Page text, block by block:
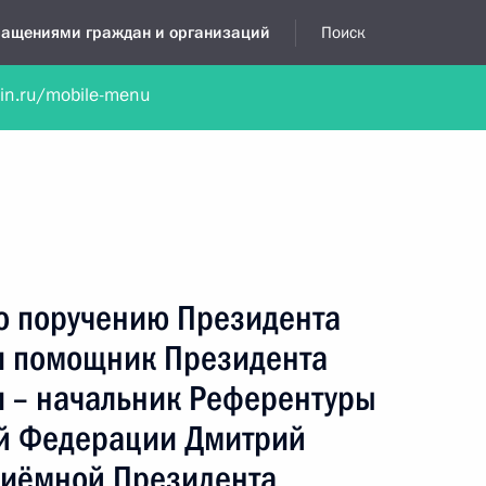
граждан и организаций Поиск
Обратиться в устной форме
поручению Президента
помощник Президента
начальник Референтуры
Федерации Дмитрий
mobile-menu